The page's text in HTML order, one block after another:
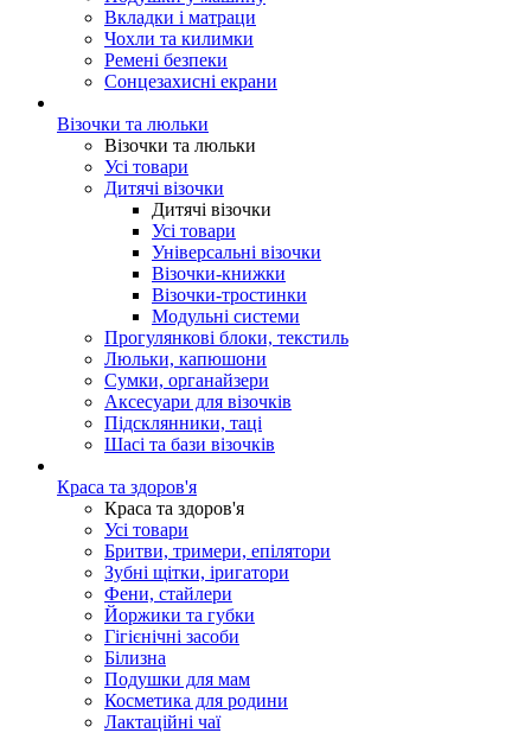
Вкладки і матраци
Чохли та килимки
Ремені безпеки
Сонцезахисні екрани
Візочки та люльки
Візочки та люльки
Усі товари
Дитячі візочки
Дитячі візочки
Усі товари
Універсальні візочки
Візочки-книжки
Візочки-тростинки
Модульні системи
Прогулянкові блоки, текстиль
Люльки, капюшони
Сумки, органайзери
Аксесуари для візочків
Підсклянники, таці
Шасі та бази візочків
Краса та здоров'я
Краса та здоров'я
Усі товари
Бритви, тримери, епілятори
Зубні щітки, іригатори
Фени, стайлери
Йоржики та губки
Гігієнічні засоби
Білизна
Подушки для мам
Косметика для родини
Лактаційні чаї